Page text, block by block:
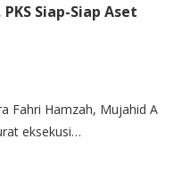
Siap-Siap Aset
Fahri Hamzah, Mujahid A
eksekusi…